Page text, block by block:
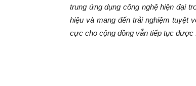
trung ứng dụng công nghệ hiện đại
hiệu và mang đến trải nghiệm tuyệt
cực cho cộng đồng vẫn tiếp tục được